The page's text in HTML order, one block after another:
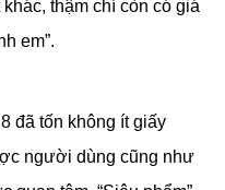
thậm chí còn có giá
em”.
đã tốn không ít giấy
người dùng cũng như